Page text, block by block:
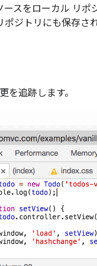
スをローカル リポ
ジトリにも保存され
を追跡します。